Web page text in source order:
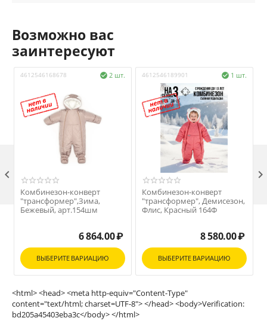
Возможно вас
заинтересуют
4612546168678 2 шт.

Комбинезон-конверт
"трансформер",Зима,
Бежевый, арт.154шм
6 864.00₽
ВЫБЕРИТЕ ВАРИАЦИЮ
4612546189901 1 шт.

Комбинезон-конверт
"трансформер", Демисезон,
Флис, Красный 164Ф
8 580.00₽
ВЫБЕРИТЕ ВАРИАЦИЮ
 
<html> <head> <meta http-equiv="Content-Type"
content="text/html; charset=UTF-8"> </head> <body>Verification:
bd205a45403eba3c</body> </html>